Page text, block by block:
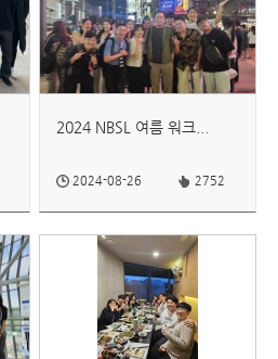
2024 NBSL 여름 워크...
2024-08-26 2752